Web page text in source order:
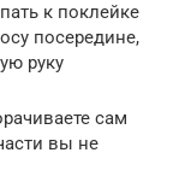
к поклейке
посередине,
руку
сам
вы не